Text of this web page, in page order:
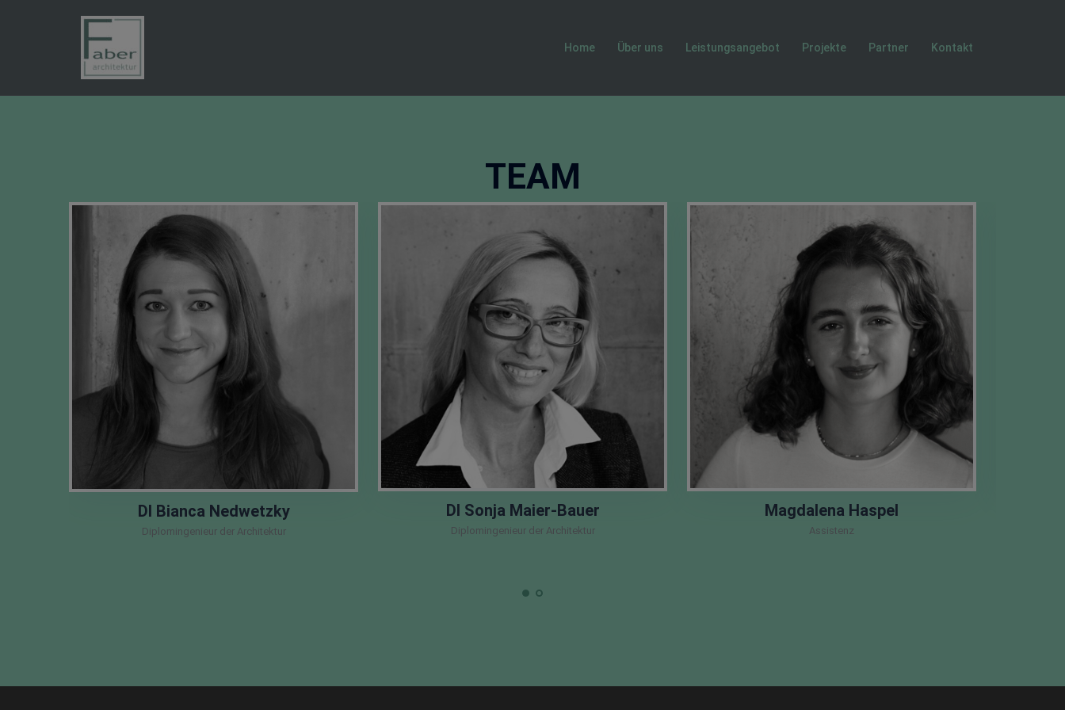
Home Über uns Leistungsangebot Projekte Partner Kontakt
TEAM
DI Bianca Nedwetzky
Diplomingenieur der Architektur
DI Sonja Maier-Bauer
Diplomingenieur der Architektur
Magdalena Haspel
Assistenz